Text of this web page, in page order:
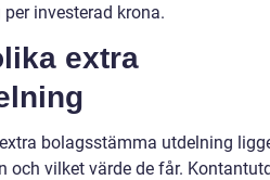
investerad krona.
extra
bolagsstämma utdelning
och vilket värde de får.